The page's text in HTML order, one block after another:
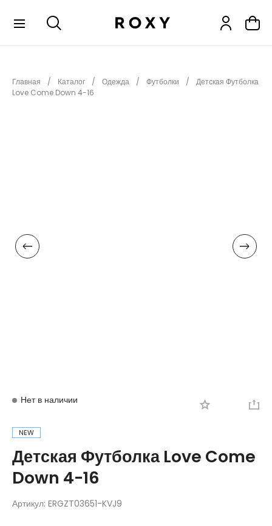
НОВИНКИ
АКСЕССУАРЫ
Главная Каталог Одежда Футболки
Детская Футболка
Love Come Down 4-16
Нет в наличии
NEW
Детская Футболка Love Come
Down 4-16
Артикул: ERGZT03651-KVJ9